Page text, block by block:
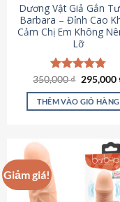
Dương Vật Giả Gắn
Barbara – Đỉnh Cao
Cảm Chị Em Không
Lỡ
Được xếp
hạng4.79
5 sao
350,000₫ Giá
là:
350,000 ₫.
295,000
THÊM VÀO GIỎ HÀNG
Giảm giá!